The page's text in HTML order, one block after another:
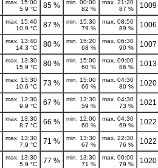
max. 15:00
5,9 °C
85 %
min. 00:00
82 %
max. 21:20
87 %
max. 15:40
10,9 °C
87 %
min. 15:30
79 %
max. 08:50
89 %
max. 13:40
14,3 °C
80 %
min. 15:20
68 %
max. 06:30
90 %
max. 13:30
15,9 °C
80 %
min. 15:00
60 %
max. 09:00
86 %
max. 13:30
10,6 °C
73 %
min. 15:00
66 %
max. 04:30
80 %
max. 13:30
9,9 °C
67 %
min. 13:30
59 %
max. 04:30
73 %
max. 13:30
8,7 °C
66 %
min. 12:00
60 %
max. 04:30
69 %
max. 13:30
7,9 °C
71 %
min. 13:30
67 %
max. 22:30
76 %
max. 13:30
5,9 °C
77 %
min. 13:30
71 %
max. 00:00
79 %